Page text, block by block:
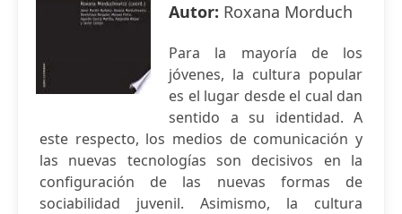
Autor: Roxana Morduch
Para la mayoría de los
jóvenes, la cultura popular
es el lugar desde el cual dan
sentido a su identidad. A
este respecto, los medios de comunicación y
las nuevas tecnologías son decisivos en la
configuración de las nuevas formas de
sociabilidad juvenil. Asimismo, la cultura